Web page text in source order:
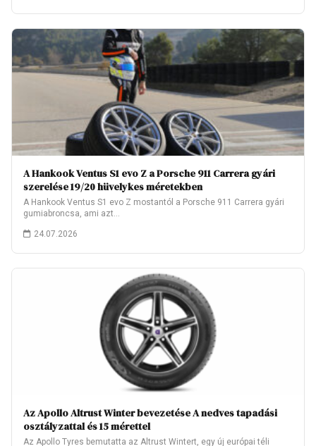
A Hankook Ventus S1 evo Z a Porsche 911 Carrera gyári
szerelése 19/20 hüvelykes méretekben
A Hankook Ventus S1 evo Z mostantól a Porsche 911 Carrera gyári
gumiabroncsa, ami azt…
24.07.2026
Az Apollo Altrust Winter bevezetése A nedves tapadási
osztályzattal és 15 mérettel
Az Apollo Tyres bemutatta az Altrust Wintert, egy új európai téli